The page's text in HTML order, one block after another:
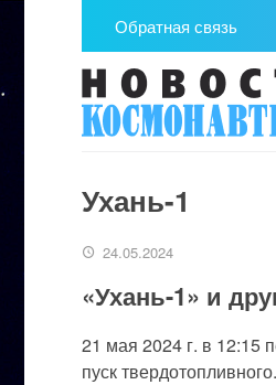
Обратная связь
Ухань-1
24.05.2024
«Ухань-1» и
21 мая 2024 г. в 12:15
пуск